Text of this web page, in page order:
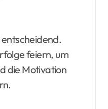
feiern, um
die Motivation